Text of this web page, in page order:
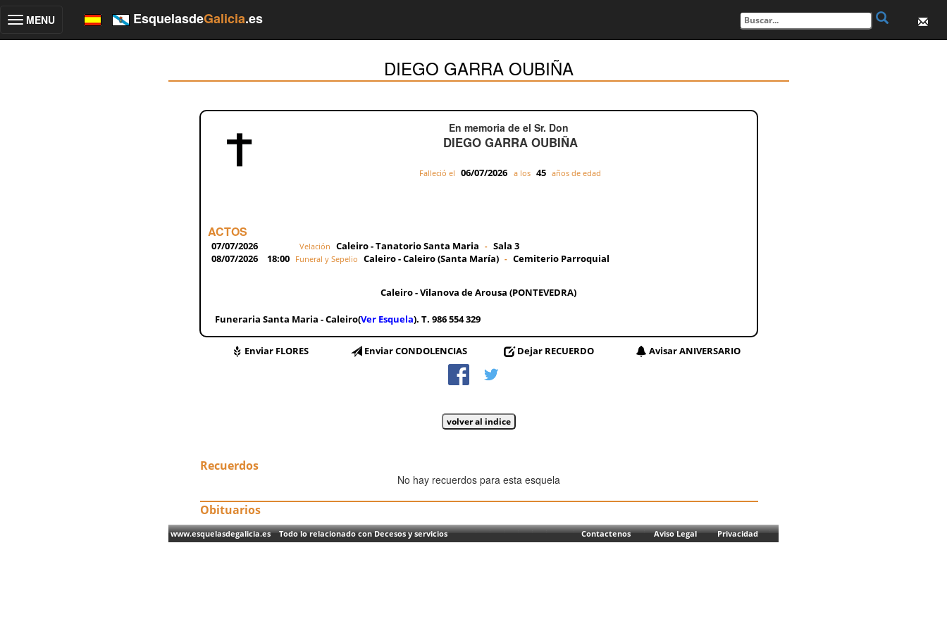
Toggle
MENU EsquelasdeGalicia.es
DIEGO GARRA OUBIÑA
En memoria de el Sr. Don
DIEGO GARRA OUBIÑA
Falleció el 06/07/2026 a los 45 años de edad
ACTOS
07/07/2026 Velación Caleiro - Tanatorio Santa Maria - Sala 3
08/07/2026
18:00 Funeral y Sepelio Caleiro - Caleiro (Santa María) - Cemiterio Parroquial
Caleiro - Vilanova de Arousa (PONTEVEDRA)
Funeraria Santa Maria - Caleiro(Ver Esquela). T. 986 554 329
Enviar FLORES Enviar CONDOLENCIAS Dejar RECUERDO Avisar ANIVERSARIO
Recuerdos
No hay recuerdos para esta esquela
Obituarios
www.esquelasdegalicia.es Todo lo relacionado con Decesos y servicios Contactenos Aviso Legal Privacidad